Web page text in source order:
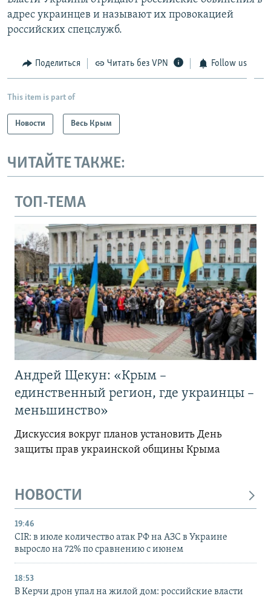
адрес украинцев и называют их провокацией
российских спецслужб.
Поделиться Читать без VPN Follow us
This item is part of
Новости Весь Крым
ЧИТАЙТЕ ТАКЖЕ:
ТОП-ТЕМА
Андрей Щекун: «Крым –
единственный регион, где украинцы –
меньшинство»
Дискуссия вокруг планов установить День
защиты прав украинской общины Крыма
НОВОСТИ
19:46
CIR: в июле количество атак РФ на АЗС в Украине
выросло на 72% по сравнению с июнем
18:53
В Керчи дрон упал на жилой дом: российские власти